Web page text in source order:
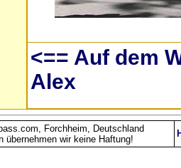
<== Auf dem
Alex
Forchheim, Deutschland
übernehmen wir keine Haftung!